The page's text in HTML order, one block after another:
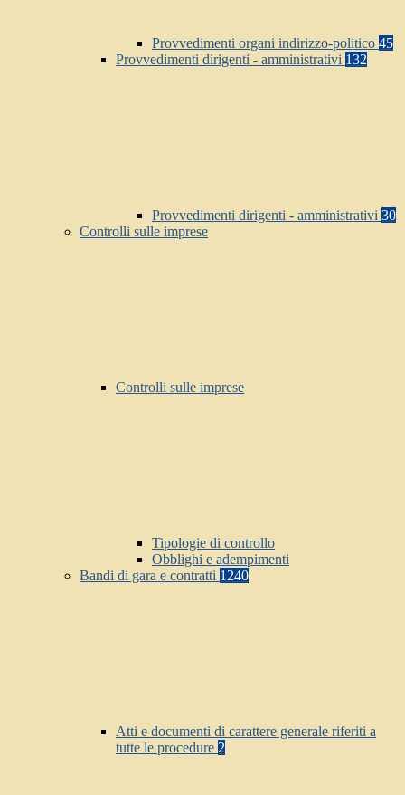
Provvedimenti organi indirizzo-politico 45
Provvedimenti dirigenti - amministrativi 132
Provvedimenti dirigenti - amministrativi 30
Controlli sulle imprese
Controlli sulle imprese
Tipologie di controllo
Obblighi e adempimenti
Bandi di gara e contratti 1240
Atti e documenti di carattere generale riferiti a
tutte le procedure 2